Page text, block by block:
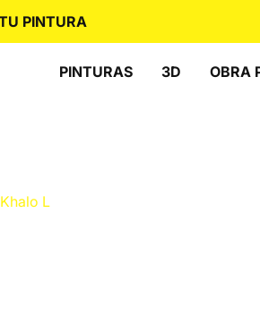
PINTURAS 3D OBRA